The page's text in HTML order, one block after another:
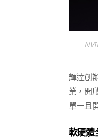
輝達創
業，開
單一且
軟硬體